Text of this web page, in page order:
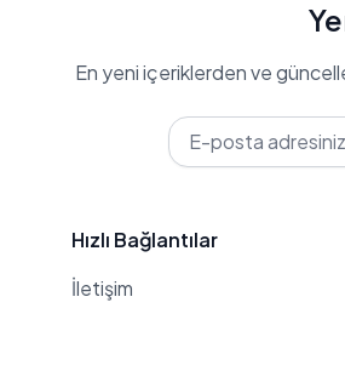
En yeni içeriklerden ve
Hızlı Bağlantılar
İletişim